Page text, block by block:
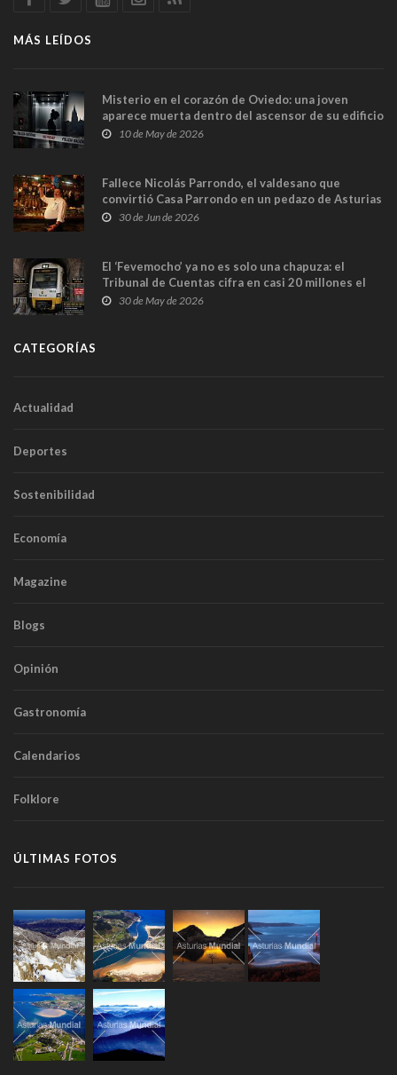
MÁS LEÍDOS
Misterio en el corazón de Oviedo: una joven
aparece muerta dentro del ascensor de su edificio
y las cámaras captan sus últimos minutos
10 de May de 2026
Fallece Nicolás Parrondo, el valdesano que
convirtió Casa Parrondo en un pedazo de Asturias
en Madrid
30 de Jun de 2026
El ‘Fevemocho’ ya no es solo una chapuza: el
Tribunal de Cuentas cifra en casi 20 millones el
sobrecoste de los trenes que no cabían por los
30 de May de 2026
CATEGORÍAS
Actualidad
Deportes
Sostenibilidad
Economía
Magazine
Blogs
Opinión
Gastronomía
Calendarios
Folklore
ÚLTIMAS FOTOS